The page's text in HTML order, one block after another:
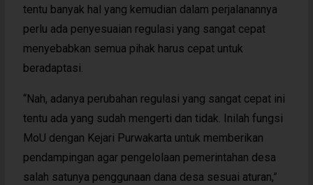
tentu banyak hal yang kemudian dalam perjalanannya
perlu ada penyesuaian regulasi yang sangat cepat
menyebabkan semua pihak harus cepat untuk
beradaptasi.
“Nah, adanya perubahan regulasi yang sangat cepat ini
tentu ada yang sudah mengerti dan tidak. Inilah fungsi
MoU dengan Kejari Purwakarta untuk memberikan
pendampingan agar pengelolaan pemerintahan desa
salah satunya penggunaan dana desa sesuai aturan,”